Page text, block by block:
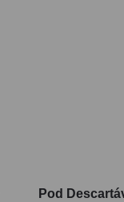
Pod